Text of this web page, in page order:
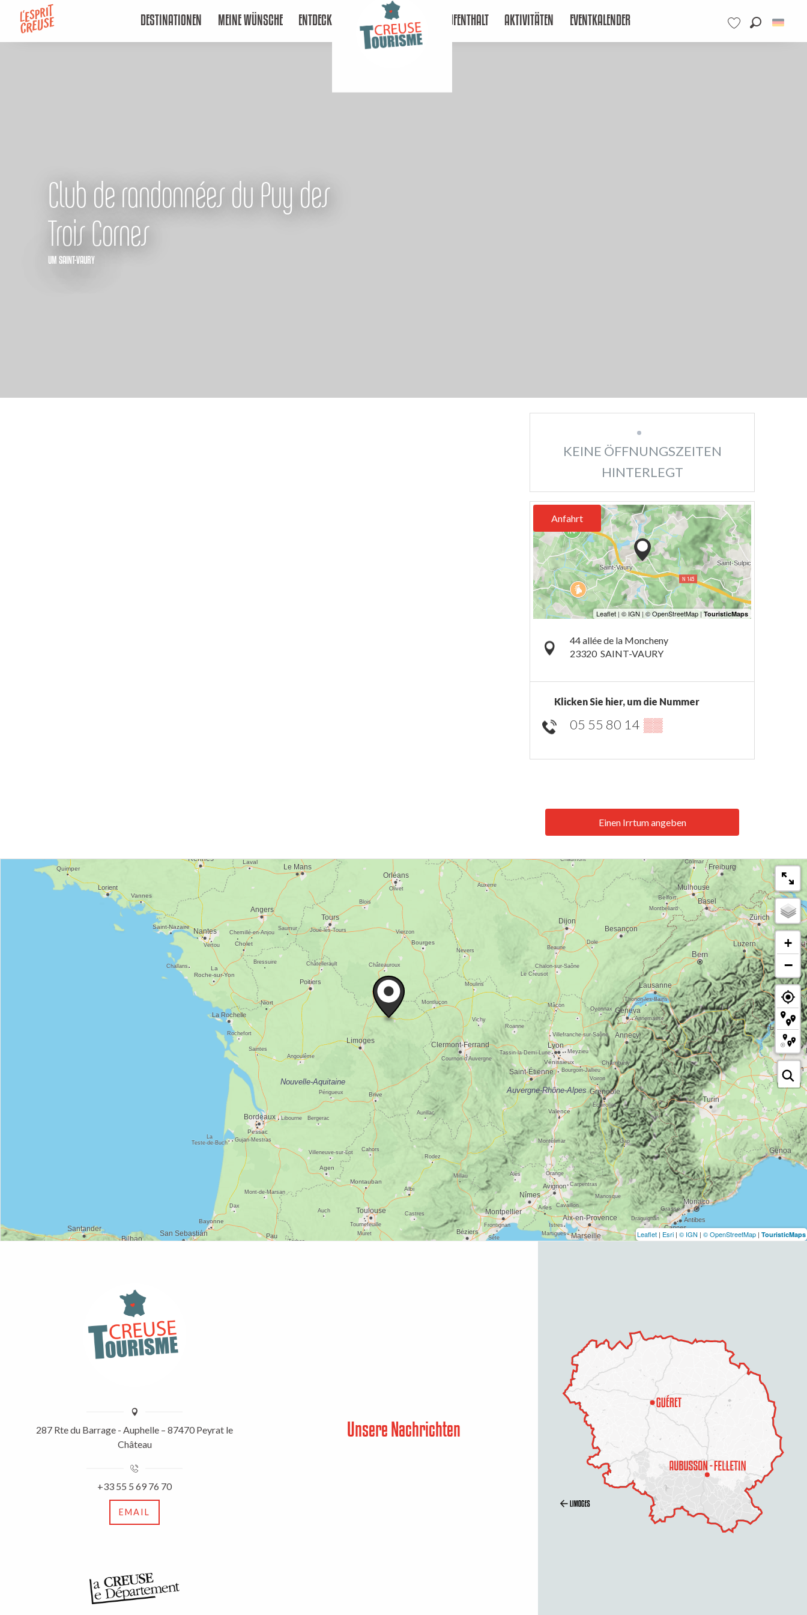
contenu
Voir les favoris
DESTINATIONEN MEINE WÜNSCHE ENTDECKEN AUFENTHALT AKTIVITÄTEN EVENTKALENDER
Club de randonnées du Puy des
Trois Cornes
UM SAINT-VAURY
KEINE ÖFFNUNGSZEITEN
HINTERLEGT
Anfahrt
44 allée de la Moncheny
23320 SAINT-VAURY
Klicken Sie hier, um die Nummer
05 55 80 14 ▒▒
Einen Irrtum angeben
+
−
Leaflet | Esri | © IGN | © OpenStreetMap | TouristicMaps
287 Rte du Barrage - Auphelle – 87470 Peyrat le
Château
+33 55 5 69 76 70
EMAIL
Unsere Nachrichten